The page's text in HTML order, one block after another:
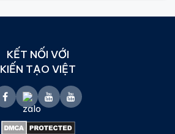
KẾT NỐI VỚI
KIẾN TẠO VIỆT